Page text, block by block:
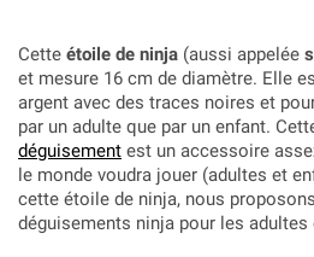
Cette étoile de ninja (aussi appelée
et mesure 16 cm de diamètre. Elle
argent avec des traces noires et
par un adulte que par un enfant.
déguisement est un accessoire
le monde voudra jouer (adultes et
cette étoile de ninja, nous
déguisements ninja pour les adultes